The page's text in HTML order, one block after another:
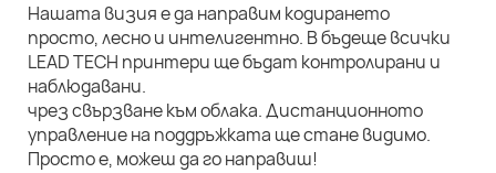
Нашата визия е да направим кодирането
просто, лесно и интелигентно. В бъдеще всички
LEAD TECH принтери ще бъдат контролирани и
наблюдавани.
чрез свързване към облака. Дистанционното
управление на поддръжката ще стане видимо.
Просто е, можеш да го направиш!